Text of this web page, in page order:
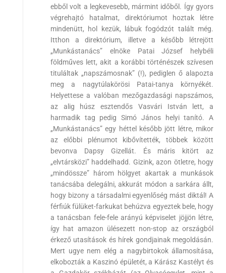
ebből volt a legkevesebb, mármint időből. Így gyors
végrehajtó hatalmat, direktóriumot hoztak létre
mindenütt, hol kezük, lábuk fogódzót talált még.
Itthon a direktórium, illetve a később létrejött
„Munkástanács” elnöke Patai József helybéli
földműves lett, akit a korábbi történészek szívesen
tituláltak „napszámosnak” (!), pediglen ő alapozta
meg a nagytúlakörösi Patai-tanya környékét.
Helyettese a valóban mezőgazdasági napszámos,
az alig húsz esztendős Vasvári István lett, a
harmadik tag pedig Simó János helyi tanító. A
„Munkástanács” egy héttel később jött létre, mikor
az előbbi plénumot kibővítették, többek között
bevonva Dapsy Gizellát. És máris kitört az
„elvtársközi” haddelhadd. Gizink, azon ötletre, hogy
„mindössze” három hölgyet akartak a munkások
tanácsába delegálni, akkurát módon a sarkára állt,
hogy bizony a társadalmi egyenlőség mást diktál! A
férfiúk fülüket-farkukat behúzva egyeztek bele, hogy
a tanácsban fele-fele arányú képviselet jöjjön létre,
így hat amazon ülésezett non-stop az országból
érkező utasítások és hírek gondjainak megoldásán.
Mert ugye nem elég a nagybirtokok államosítása,
elkobozták a Kaszinó épületét, a Kárász Kastélyt és